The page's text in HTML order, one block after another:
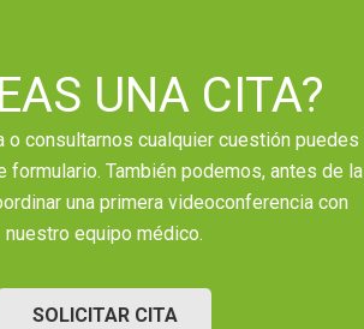
UNA CITA?
o consultarnos cualquier cuestión puedes
formulario. También podemos, antes de la
una primera videoconferencia con
nuestro equipo médico.
SOLICITAR CITA